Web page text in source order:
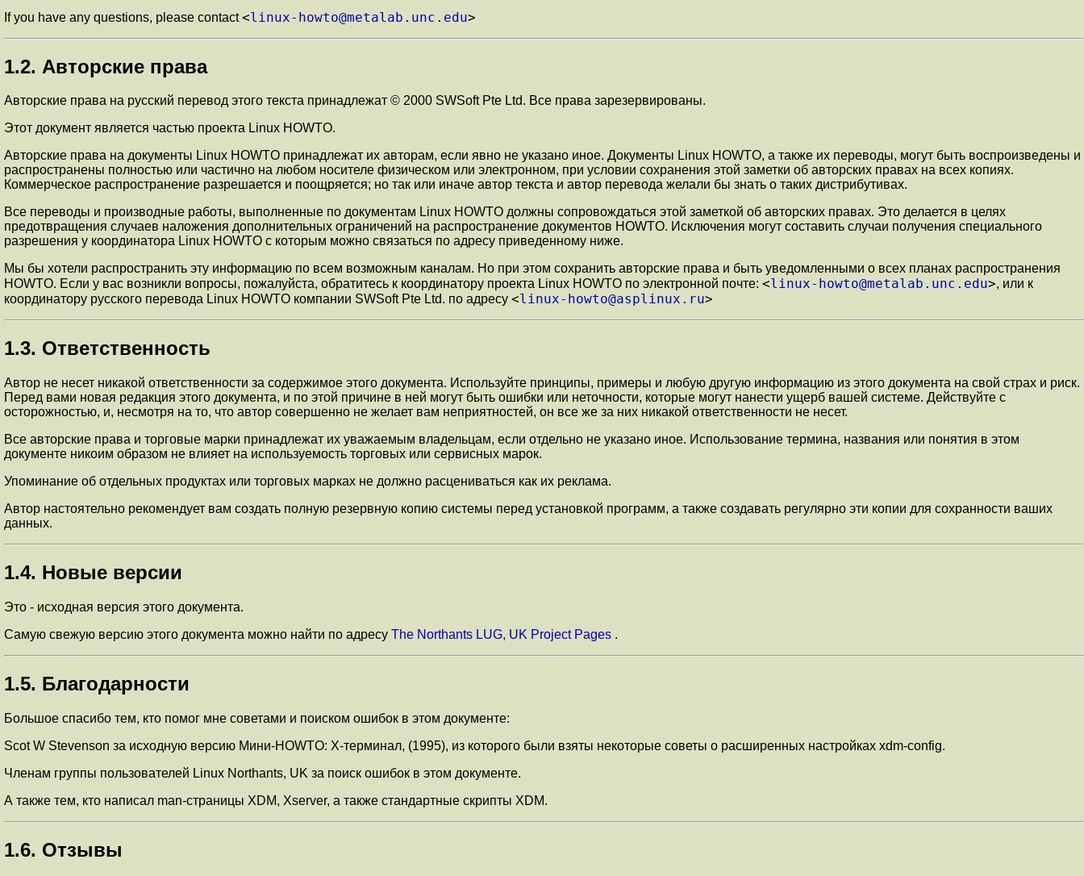
If you have any questions, please contact<linux-howto@metalab.unc.edu>
1.2. Авторские права
Авторские права на русский перевод этого текста принадлежат © 2000 SWSoft Pte Ltd. Все права зарезервированы.
Этот документ является частью проекта Linux HOWTO.
Авторские права на документы Linux HOWTO принадлежат их авторам, если явно не указано иное. Документы Linux HOWTO, а также их переводы, могут быть воспроизведены и
распространены полностью или частично на любом носителе физическом или электронном, при условии сохранения этой заметки об авторских правах на всех копиях.
Коммерческое распространение разрешается и поощряется; но так или иначе автор текста и автор перевода желали бы знать о таких дистрибутивах.
Все переводы и производные работы, выполненные по документам Linux HOWTO должны сопровождаться этой заметкой об авторских правах. Это делается в целях
предотвращения случаев наложения дополнительных ограничений на распространение документов HOWTO. Исключения могут составить случаи получения специального
разрешения у координатора Linux HOWTO с которым можно связаться по адресу приведенному ниже.
Мы бы хотели распространить эту информацию по всем возможным каналам. Но при этом сохранить авторские права и быть уведомленными о всех планах распространения
HOWTO. Если у вас возникли вопросы, пожалуйста, обратитесь к координатору проекта Linux HOWTO по электронной почте: <linux-howto@metalab.unc.edu>, или к
координатору русского перевода Linux HOWTO компании SWSoft Pte Ltd. по адресу <linux-howto@asplinux.ru>
1.3. Ответственность
Автор не несет никакой ответственности за содержимое этого документа. Используйте принципы, примеры и любую другую информацию из этого документа на свой страх и риск.
Перед вами новая редакция этого документа, и по этой причине в ней могут быть ошибки или неточности, которые могут нанести ущерб вашей системе. Действуйте с
осторожностью, и, несмотря на то, что автор совершенно не желает вам неприятностей, он все же за них никакой ответственности не несет.
Все авторские права и торговые марки принадлежат их уважаемым владельцам, если отдельно не указано иное. Использование термина, названия или понятия в этом
документе никоим образом не влияет на используемость торговых или сервисных марок.
Упоминание об отдельных продуктах или торговых марках не должно расцениваться как их реклама.
Автор настоятельно рекомендует вам создать полную резервную копию системы перед установкой программ, а также создавать регулярно эти копии для сохранности ваших
данных.
1.4. Новые версии
Это - исходная версия этого документа.
Самую свежую версию этого документа можно найти по адресу The Northants LUG, UK Project Pages .
1.5. Благодарности
Большое спасибо тем, кто помог мне советами и поиском ошибок в этом документе:
Scot W Stevenson за исходную версию Мини-HOWTO: X-терминал, (1995), из которого были взяты некоторые советы о расширенных настройках xdm-config.
Членам группы пользователей Linux Northants, UK за поиск ошибок в этом документе.
А также тем, кто написал man-страницы XDM, Xserver, а также стандартные скрипты XDM.
1.6. Отзывы